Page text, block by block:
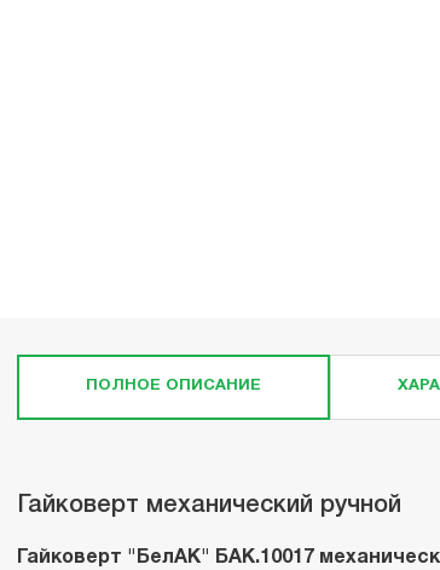
ПОЛНОЕ ОПИСАНИЕ
Гайковерт механический ручной
Гайковерт "БелАК" БАК.10017